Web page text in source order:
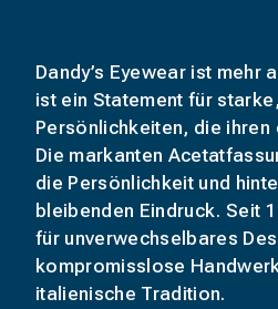
Dandy’s Eyewear ist mehr
ist ein Statement für
Persönlichkeiten, die ihren
Die markanten
die Persönlichkeit und
bleibenden Eindruck. Seit
für unverwechselbares
kompromisslose
italienische Tradition.